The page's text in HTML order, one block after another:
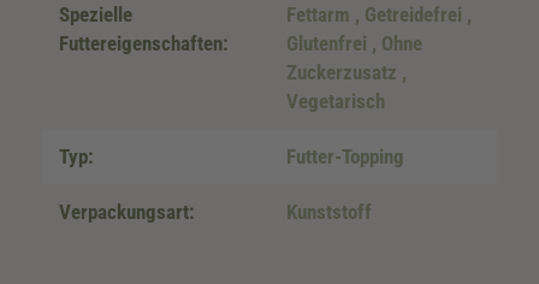
Spezielle
Futtereigenschaften:
Fettarm , Getreidefrei ,
Glutenfrei , Ohne
Zuckerzusatz ,
Vegetarisch
Typ: Futter-Topping
Verpackungsart: Kunststoff